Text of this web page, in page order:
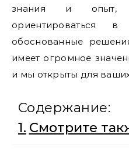
знания и опыт,
ориентироваться
обоснованные
имеет огромное
и мы открыты для
Содержание:
Смотрите